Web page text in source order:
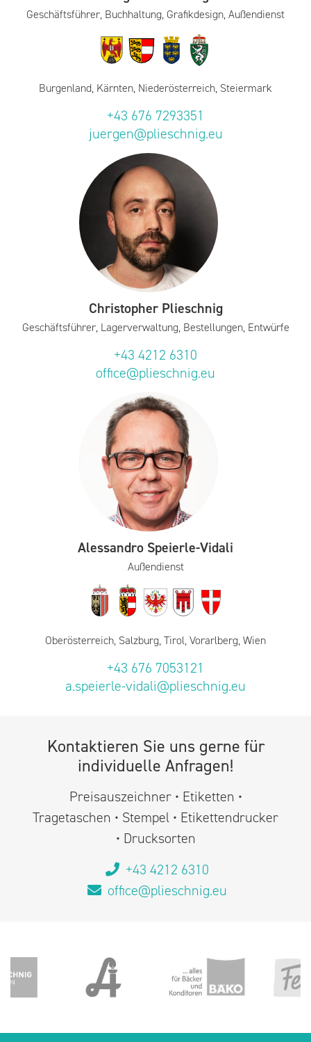
Geschäftsführer, Buchhaltung, Grafikdesign, Außendienst
Burgenland, Kärnten, Niederösterreich, Steiermark
+43 676 7293351
juergen@plieschnig.eu
Christopher Plieschnig
Geschäftsführer, Lagerverwaltung, Bestellungen, Entwürfe
+43 4212 6310
office@plieschnig.eu
Alessandro Speierle-Vidali
Außendienst
Oberösterreich, Salzburg, Tirol, Vorarlberg, Wien
+43 676 7053121
a.speierle-vidali@plieschnig.eu
Kontaktieren Sie uns gerne für
individuelle Anfragen!
Preisauszeichner • Etiketten •
Tragetaschen • Stempel • Etikettendrucker
• Drucksorten
+43 4212 6310
office@plieschnig.eu